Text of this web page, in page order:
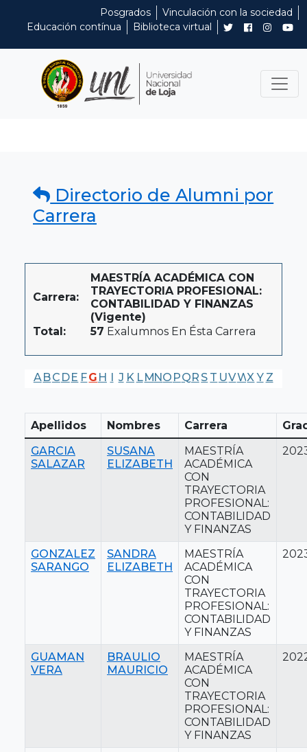
Posgrados
Vinculación con la sociedad
Educación contínua
Biblioteca virtual
Directorio de Alumni por
Carrera
Carrera:
MAESTRÍA ACADÉMICA CON
TRAYECTORIA PROFESIONAL:
CONTABILIDAD Y FINANZAS
(Vigente)
Total:
57 Exalumnos En Ésta Carrera
A BC DE FG H I J K LMNO PQR S T UVWX Y Z
Apellidos Nombres Carrera
GARCIA
SALAZAR
SUSANA
ELIZABETH
MAESTRÍA
ACADÉMICA
CON
TRAYECTORIA
PROFESIONAL:
CONTABILIDAD
Y FINANZAS
GONZALEZ
SARANGO
SANDRA
ELIZABETH
MAESTRÍA
ACADÉMICA
CON
TRAYECTORIA
PROFESIONAL:
CONTABILIDAD
Y FINANZAS
GUAMAN
VERA
BRAULIO
MAURICIO
MAESTRÍA
ACADÉMICA
CON
TRAYECTORIA
PROFESIONAL:
CONTABILIDAD
Y FINANZAS